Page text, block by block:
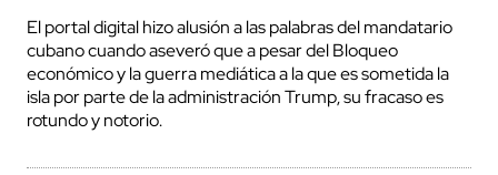
El portal digital hizo alusión a las palabras del mandatario
cubano cuando aseveró que a pesar del Bloqueo
económico y la guerra mediática a la que es sometida la
isla por parte de la administración Trump, su fracaso es
rotundo y notorio.